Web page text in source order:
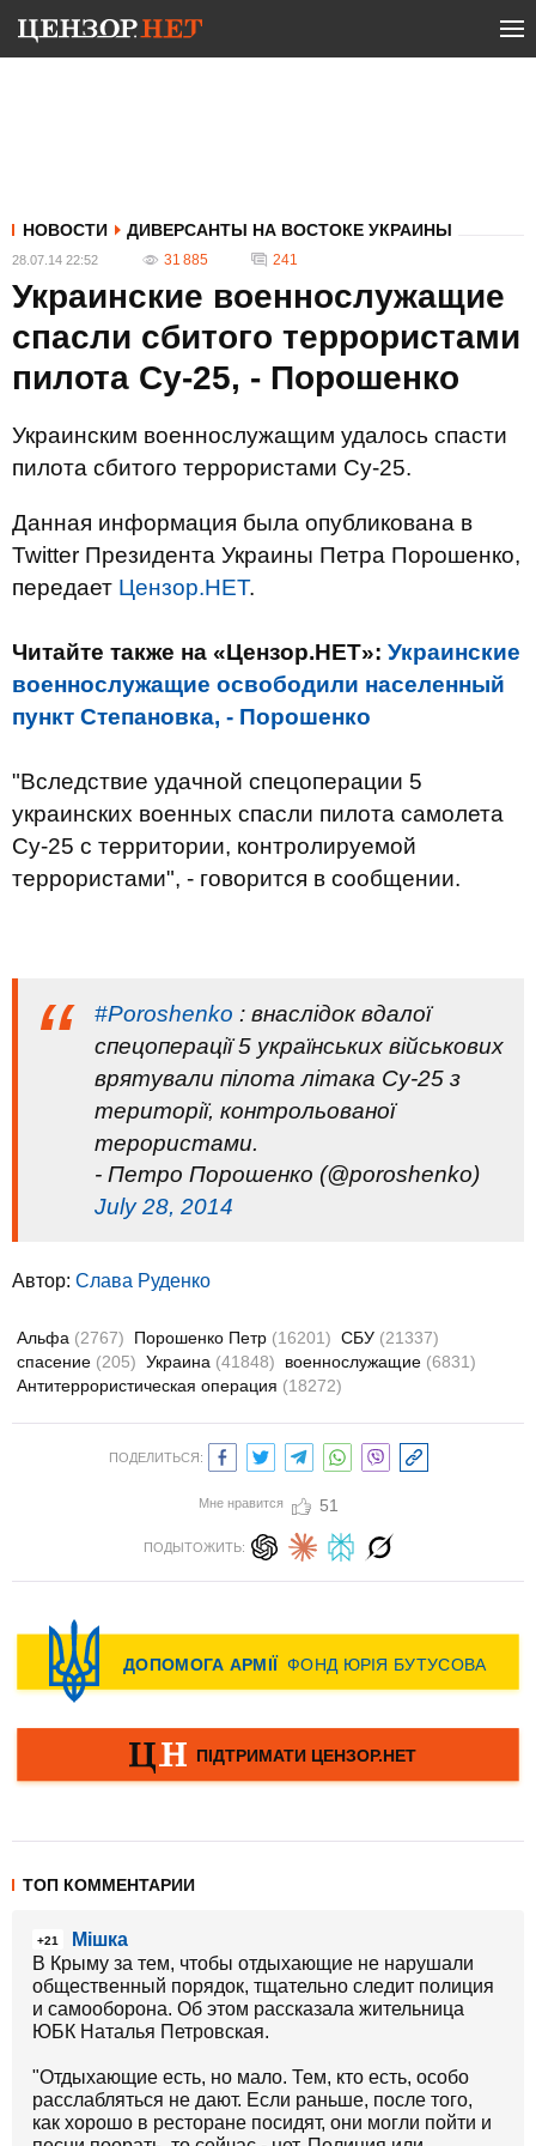
НОВОСТИ ДИВЕРСАНТЫ НА ВОСТОКЕ УКРАИНЫ
28.07.14 22:52 31 885 241
Украинские военнослужащие
спасли сбитого террористами
пилота Су-25, - Порошенко
Украинским военнослужащим удалось спасти
пилота сбитого террористами Су-25.
Данная информация была опубликована в
Twitter Президента Украины Петра Порошенко,
передает Цензор.НЕТ.
Читайте также на «Цензор.НЕТ»: Украинские
военнослужащие освободили населенный
пункт Степановка, - Порошенко
"Вследствие удачной спецоперации 5
украинских военных спасли пилота самолета
Су-25 с территории, контролируемой
террористами", - говорится в сообщении.
#Poroshenko : внаслідок вдалої
спецоперації 5 українських військових
врятували пілота літака Су-25 з
території, контрольованої
терористами.
- Петро Порошенко (@poroshenko)
July 28, 2014
Автор: Слава Руденко
Альфа (2767) Порошенко Петр (16201) СБУ (21337)
спасение (205) Украина (41848) военнослужащие (6831)
Антитеррористическая операция (18272)
ПОДЕЛИТЬСЯ:
Мне нравится 51
ПОДЫТОЖИТЬ:
ТОП КОММЕНТАРИИ
+21
Мішка
В Крыму за тем, чтобы отдыхающие не нарушали
общественный порядок, тщательно следит полиция
и самооборона. Об этом рассказала жительница
ЮБК Наталья Петровская.
"Отдыхающие есть, но мало. Тем, кто есть, особо
расслабляться не дают. Если раньше, после того,
как хорошо в ресторане посидят, они могли пойти и